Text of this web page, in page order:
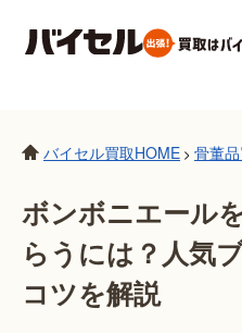
バイセル買取HOME > 骨董
ボンボニエール
らうには？人気
コツを解説